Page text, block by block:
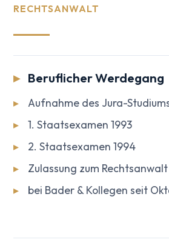
RECHTSANWALT
Beruflicher Werdegang
▸
Aufnahme des Jura-
▸
1. Staatsexamen 1993
▸
2. Staatsexamen 1994
▸
Zulassung zum
▸
bei Bader & Kollegen seit